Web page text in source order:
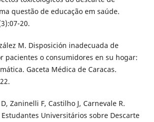
questão de educação em saúde.
20.
M. Disposición inadecuada de
pacientes o consumidores en su hogar:
Gaceta Médica de Caracas.
Zaninelli F, Castilho J, Carnevale R.
Universitários sobre Descarte